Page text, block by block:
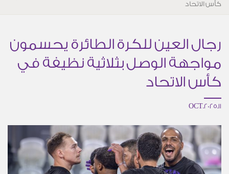
كأس الاتحاد
رجال العين للكرة الطائرة يحسمون
مواجهة الوصل بثلاثية نظيفة في
كأس الاتحاد
11.OCT.2025